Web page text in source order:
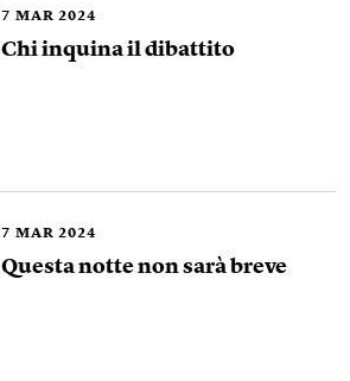
7 MAR 2024
Chi inquina il dibattito
7 MAR 2024
Questa notte non sarà breve